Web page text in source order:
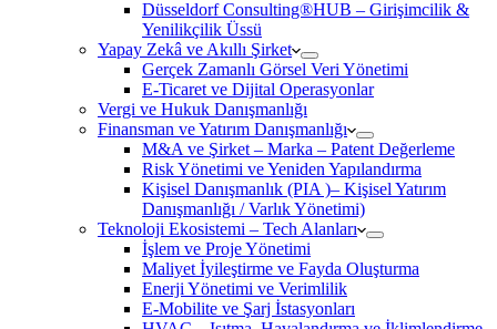
Düsseldorf Consulting®HUB – Girişimcilik &
Yenilikçilik Üssü
Yapay Zekâ ve Akıllı Şirket
Gerçek Zamanlı Görsel Veri Yönetimi
E-Ticaret ve Dijital Operasyonlar
Vergi ve Hukuk Danışmanlığı
Finansman ve Yatırım Danışmanlığı
M&A ve Şirket – Marka – Patent Değerleme
Risk Yönetimi ve Yeniden Yapılandırma
Kişisel Danışmanlık (PIA )– Kişisel Yatırım
Danışmanlığı / Varlık Yönetimi)
Teknoloji Ekosistemi – Tech Alanları
İşlem ve Proje Yönetimi
Maliyet İyileştirme ve Fayda Oluşturma
Enerji Yönetimi ve Verimlilik
E-Mobilite ve Şarj İstasyonları